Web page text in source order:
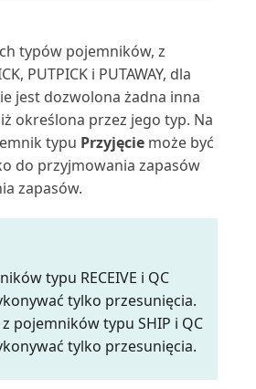
księgi
z...
(raport)
(raport)
(raport)
trwałych
typów pojemników, z
PUTPICK i PUTAWAY, dla
jest dozwolona żadna inna
określona przez jego typ. Na
typu Przyjęciemoże być
do przyjmowania zapasów
zapasów.
typu RECEIVE i QC
tylko przesunięcia.
pojemników typu SHIP i QC
tylko przesunięcia.